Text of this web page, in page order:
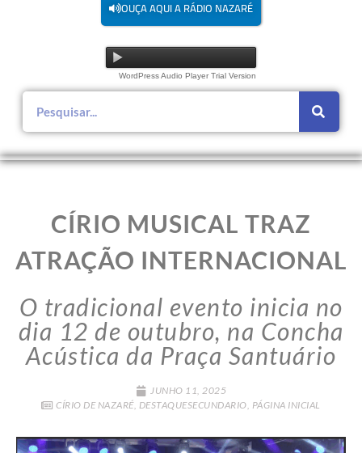
OUÇA AQUI A RÁDIO NAZARÉ
WordPress Audio Player Trial Version
CÍRIO MUSICAL TRAZ
ATRAÇÃO INTERNACIONAL
O tradicional evento inicia no
dia 12 de outubro, na Concha
Acústica da Praça Santuário
JUNHO 11, 2025
CÍRIO DE NAZARÉ, DESTAQUESECUNDARIO, PÁGINA INICIAL